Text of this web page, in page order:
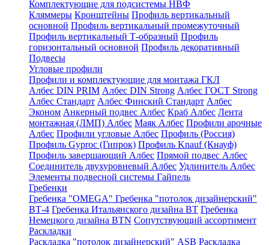
Комплектующие для подсистемы НВФ
Кляммеры Кронштейны Профиль вертикальный
основной Профиль вертикальный промежуточный
Профиль вертикальный Т-образный Профиль
горизонтальный основной Профиль декоративный
Подвесы
Угловые профили
Профили и комплектующие для монтажа ГКЛ
Албес DIN PRIM Албес DIN Strong Албес ГОСТ Strong
Албес Стандарт Албес Финский Стандарт Албес
Эконом Анкерный подвес Албес Краб Албес Лента
монтажная (ЛМП) Албес Маяк Албес Профили арочные
Албес Профили угловые Албес Профиль (Россия)
Профиль Gyproc (Гипрок) Профиль Knauf (Кнауф)
Профиль завершающий Албес Прямой подвес Албес
Соединитель двухуровневый Албес Удлинитель Албес
Элементы подвесной системы Гайпель
Гребенки
Гребенка "OMEGA" Гребенка "потолок дизайнерский"
ВТ-4 Гребенка Итальянского дизайна BT Гребенка
Немецкого дизайна ВТN Сопутствующий ассортимент
Раскладки
Раскладка "потолок дизайнерский" ASB Раскладка